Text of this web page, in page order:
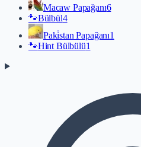
Macaw Papağanı6
🐾Bülbül4
Paki̇stan Papağanı1
🐾Hint Bülbülü1